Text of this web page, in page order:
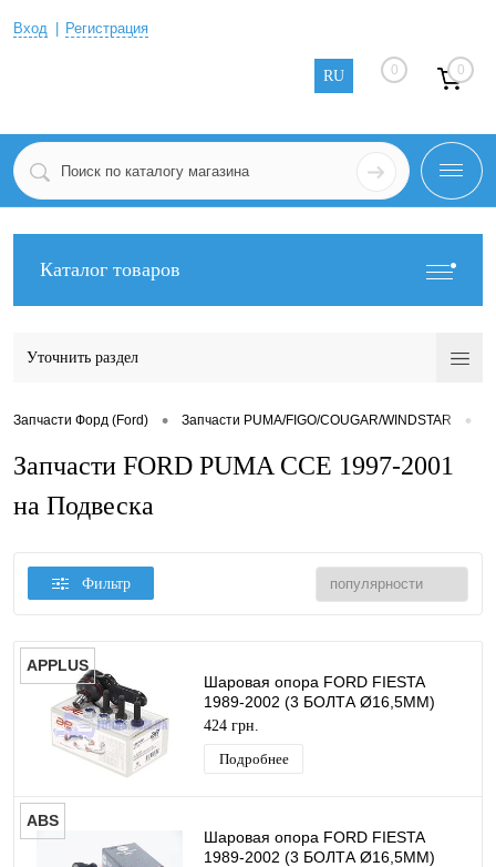
Вход Регистрация
RU 0 0
Каталог товаров
Уточнить раздел
Запчасти Форд (Ford) • Запчасти PUMA/FIGO/COUGAR/WINDSTAR •
Запчасти FORD PUMA CCE 1997-2001
на Подвеска
Фильтр
APPLUS
Шаровая опора FORD FIESTA
1989-2002 (3 БОЛТА Ø16,5MM)
APPLUS
424 грн.
Подробнее
ABS
Шаровая опора FORD FIESTA
1989-2002 (3 БОЛТА Ø16,5MM)